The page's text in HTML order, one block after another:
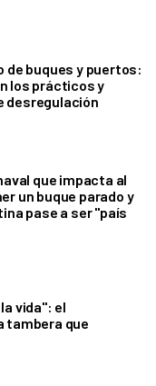
de buques y puertos:
los prácticos y
desregulación
que impacta al
un buque parado y
pase a ser "país
vida": el
tambera que